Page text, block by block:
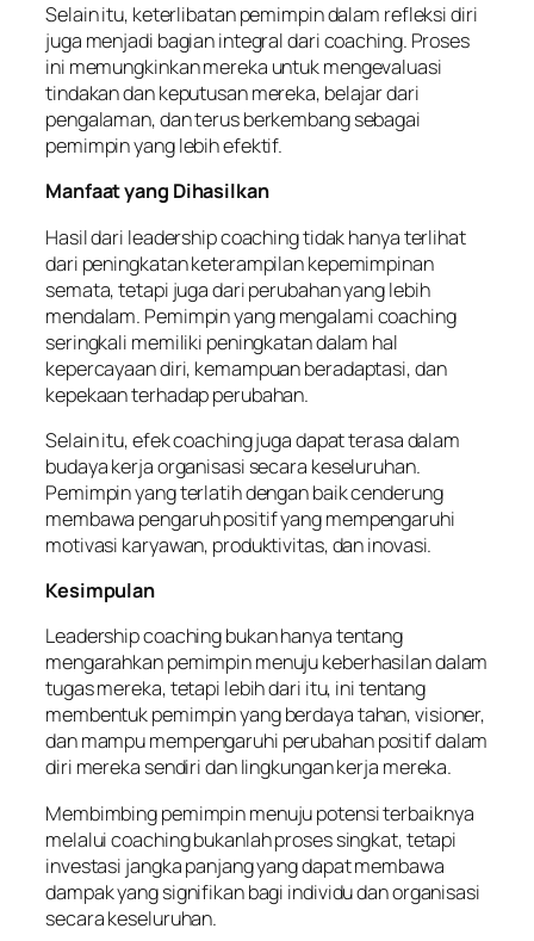
Selain itu, keterlibatan pemimpin dalam refleksi diri
juga menjadi bagian integral dari coaching. Proses
ini memungkinkan mereka untuk mengevaluasi
tindakan dan keputusan mereka, belajar dari
pengalaman, dan terus berkembang sebagai
pemimpin yang lebih efektif.
Manfaat yang Dihasilkan
Hasil dari leadership coaching tidak hanya terlihat
dari peningkatan keterampilan kepemimpinan
semata, tetapi juga dari perubahan yang lebih
mendalam. Pemimpin yang mengalami coaching
seringkali memiliki peningkatan dalam hal
kepercayaan diri, kemampuan beradaptasi, dan
kepekaan terhadap perubahan.
Selain itu, efek coaching juga dapat terasa dalam
budaya kerja organisasi secara keseluruhan.
Pemimpin yang terlatih dengan baik cenderung
membawa pengaruh positif yang mempengaruhi
motivasi karyawan, produktivitas, dan inovasi.
Kesimpulan
Leadership coaching bukan hanya tentang
mengarahkan pemimpin menuju keberhasilan dalam
tugas mereka, tetapi lebih dari itu, ini tentang
membentuk pemimpin yang berdaya tahan, visioner,
dan mampu mempengaruhi perubahan positif dalam
diri mereka sendiri dan lingkungan kerja mereka.
Membimbing pemimpin menuju potensi terbaiknya
melalui coaching bukanlah proses singkat, tetapi
investasi jangka panjang yang dapat membawa
dampak yang signifikan bagi individu dan organisasi
secara keseluruhan.